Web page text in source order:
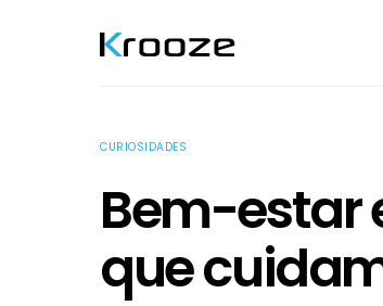
CURIOSIDADES
Bem-estar
que